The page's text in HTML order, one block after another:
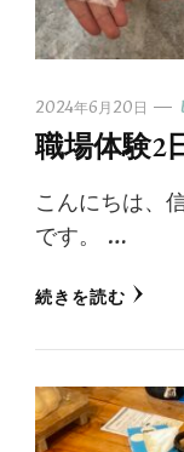
2024年6月20日
職場体験2
こんにちは、
です。 …
続きを読む